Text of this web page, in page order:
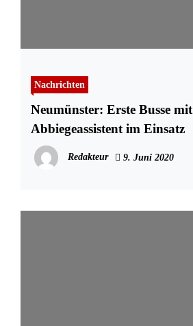
Nachrichten
Neumünster: Erste Busse mit
Abbiegeassistent im Einsatz
Redakteur 9. Juni 2020